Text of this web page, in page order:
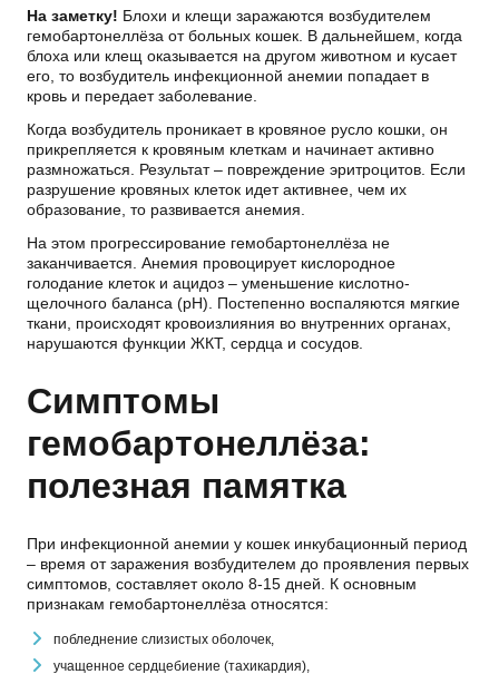
На заметку! Блохи и клещи заражаются возбудителем
гемобартонеллёза от больных кошек. В дальнейшем, когда
блоха или клещ оказывается на другом животном и кусает
его, то возбудитель инфекционной анемии попадает в
кровь и передает заболевание.
Когда возбудитель проникает в кровяное русло кошки, он
прикрепляется к кровяным клеткам и начинает активно
размножаться. Результат – повреждение эритроцитов. Если
разрушение кровяных клеток идет активнее, чем их
образование, то развивается анемия.
На этом прогрессирование гемобартонеллёза не
заканчивается. Анемия провоцирует кислородное
голодание клеток и ацидоз – уменьшение кислотно-
щелочного баланса (pH). Постепенно воспаляются мягкие
ткани, происходят кровоизлияния во внутренних органах,
нарушаются функции ЖКТ, сердца и сосудов.
Симптомы
гемобартонеллёза:
полезная памятка
При инфекционной анемии у кошек инкубационный период
– время от заражения возбудителем до проявления первых
симптомов, составляет около 8-15 дней. К основным
признакам гемобартонеллёза относятся:
побледнение слизистых оболочек,
учащенное сердцебиение (тахикардия),